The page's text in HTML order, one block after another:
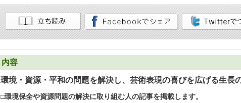
内容
環境・資源・平和の問題を解決し、芸術表現の喜びを広げる生長
□環境保全や資源問題の解決に取り組む人の記事を掲載します。